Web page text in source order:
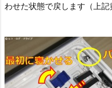
わせた状態で戻します（上記